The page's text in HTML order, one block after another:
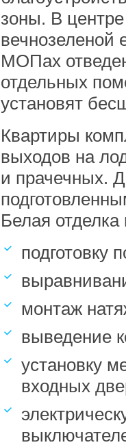
зоны. В
вечнозеленой
МОПах
отдельных
установят
Квартиры
выходов на
и прачечных.
Белая отделка
подготовку
монтаж
выведение
установку
входных